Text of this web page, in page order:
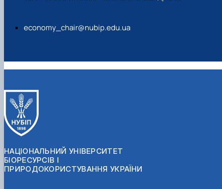
economy_chair@nubip.edu.ua
НАЦІОНАЛЬНИЙ УНІВЕРСИТЕТ
БІОРЕСУРСІВ І
ПРИРОДОКОРИСТУВАННЯ УКРАЇНИ